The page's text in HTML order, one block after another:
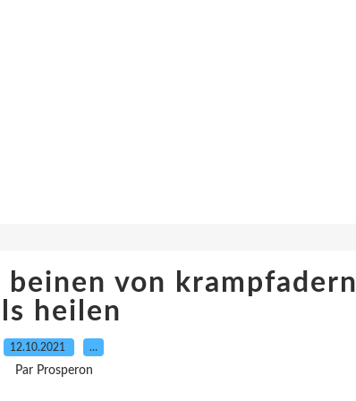
beinen von krampfadern
heilen
12.10.2021 …
Par Prosperon